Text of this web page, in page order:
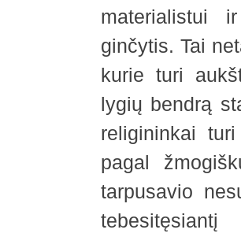
materialistui
ginčytis. Tai
kurie turi
lygių bendrą
religininkai
pagal
tarpusavio